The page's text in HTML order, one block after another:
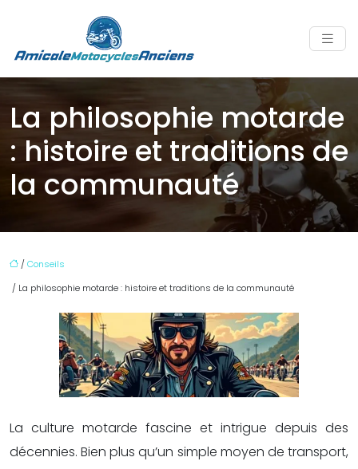
La philosophie motarde
: histoire et traditions de
la communauté
/Conseils
/ La philosophie motarde : histoire et traditions de la communauté
La culture motarde fascine et intrigue depuis des
décennies. Bien plus qu’un simple moyen de transport,